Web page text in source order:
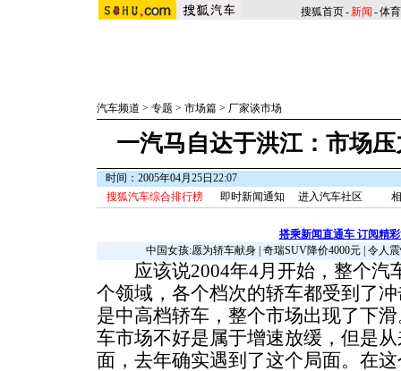
搜狐首页-新闻 -体育
汽车频道 > 专题 > 市场篇 > 厂家谈市场
一汽马自达于洪江：市场
时间：2005年04月25日22:07
搜狐汽车综合排行榜
即时新闻通知 进入汽车社区
搭乘新闻直通车 订阅精
中国女孩:愿为轿车献身 奇瑞SUV降价4000元 令人
应该说2004年4月开始，整个汽
个领域，各个档次的轿车都受到了
是中高档轿车，整个市场出现了下
车市场不好是属于增速放缓，但是
面，去年确实遇到了这个局面。 在这